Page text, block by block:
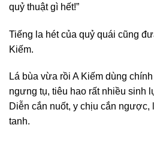
quỷ thuật gì hết!”
Tiếng la hét của quỷ quái cũng
Kiếm.
Lá bùa vừa rồi A Kiếm dùng
ngưng tụ, tiêu hao rất nhiều sinh
Diễn cắn nuốt, y chịu cắn ngược,
tanh.